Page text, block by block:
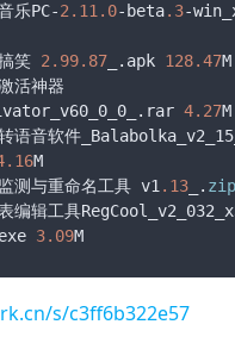
乐PC-2.11 .0-beta.3-
笑 2.99.87 _.apk 128.47M
活神器
4.27M
语音软件
M
测与重命名工具 v1 .13 _. zip
编辑工具
3.09M
s/c3ff6b322e57